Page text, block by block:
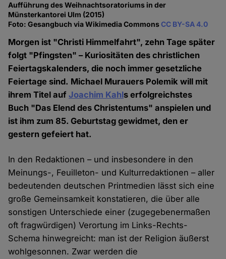
Aufführung des Weihnachtsoratoriums in der
Münsterkantorei Ulm (2015)
Foto: Gesangbuch via Wikimedia CommonsCC BY-SA 4.0
Morgen ist "Christi Himmelfahrt", zehn Tage später
folgt "Pfingsten" – Kuriositäten des christlichen
Feiertagskalenders, die noch immer gesetzliche
Feiertage sind. Michael Murauers Polemik will mit
ihrem Titel aufJoachim Kahls erfolgreichstes
Buch "Das Elend des Christentums" anspielen und
ist ihm zum 85. Geburtstag gewidmet, den er
gestern gefeiert hat.
In den Redaktionen – und insbesondere in den
Meinungs-, Feuilleton- und Kulturredaktionen – aller
bedeutenden deutschen Printmedien lässt sich eine
große Gemeinsamkeit konstatieren, die über alle
sonstigen Unterschiede einer (zugegebenermaßen
oft fragwürdigen) Verortung im Links-Rechts-
Schema hinwegreicht: man ist der Religion äußerst
wohlgesonnen. Zwar werden die